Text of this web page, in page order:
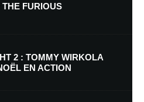
FURIOUS
2 : TOMMY WIRKOLA
EN ACTION